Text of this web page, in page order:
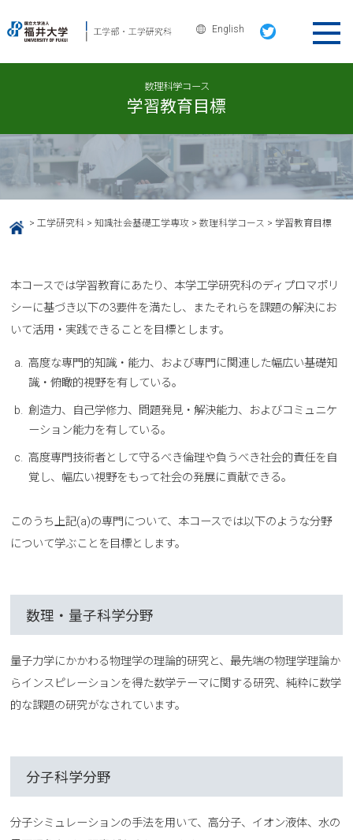
English
数理科学コース
学習教育目標
HOME > 工学研究科> 知識社会基礎工学専攻> 数理科学コース > 学習教育目標
本コースでは学習教育にあたり、本学工学研究科のディプロマポリ
シーに基づき以下の3要件を満たし、またそれらを課題の解決にお
いて活用・実践できることを目標とします。
高度な専門的知識・能力、および専門に関連した幅広い基礎知
識・俯瞰的視野を有している。
創造力、自己学修力、問題発見・解決能力、およびコミュニケ
ーション能力を有している。
高度専門技術者として守るべき倫理や負うべき社会的責任を自
覚し、幅広い視野をもって社会の発展に貢献できる。
このうち上記(a)の専門について、本コースでは以下のような分野
について学ぶことを目標とします。
数理・量子科学分野
量子力学にかかわる物理学の理論的研究と、最先端の物理学理論か
らインスピレーションを得た数学テーマに関する研究、純粋に数学
的な課題の研究がなされています。
分子科学分野
分子シミュレーションの手法を用いて、高分子、イオン液体、水の